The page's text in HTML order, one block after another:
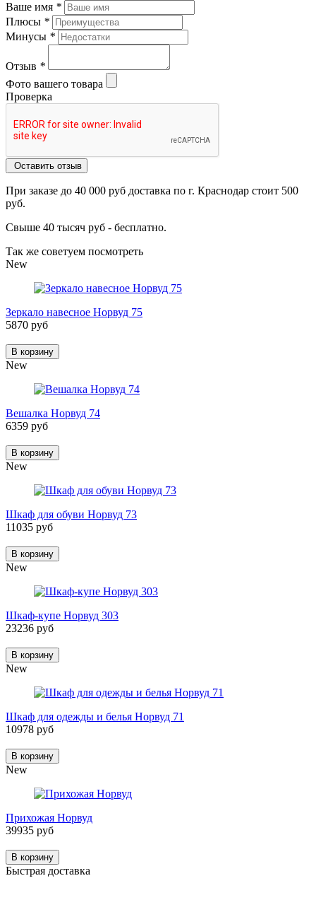
Ваше имя *
Плюсы *
Минусы *
Отзыв *
Фото вашего товара
Проверка
Оставить отзыв
При заказе до 40 000 руб доставка по г. Краснодар стоит 500
руб.
Свыше 40 тысяч руб - бесплатно.
Так же советуем посмотреть
New
Зеркало навесное Норвуд 75
5870 руб
В корзину
New
Вешалка Норвуд 74
6359 руб
В корзину
New
Шкаф для обуви Норвуд 73
11035 руб
В корзину
New
Шкаф-купе Норвуд 303
23236 руб
В корзину
New
Шкаф для одежды и белья Норвуд 71
10978 руб
В корзину
New
Прихожая Норвуд
39935 руб
В корзину
Быстрая доставка